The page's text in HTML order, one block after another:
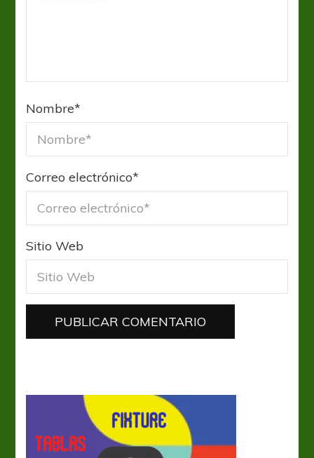
Nombre*
Correo electrónico*
Sitio Web